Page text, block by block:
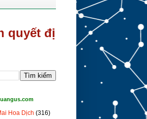
định gấp hãy gọi/sms/
Hoa Dịch (316)